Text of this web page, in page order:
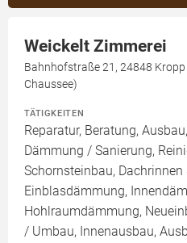
Weickelt Zimmerei
Bahnhofstraße 21, 24848
Chaussee)
TÄTIGKEITEN
Reparatur, Beratung,
Dämmung / Sanierung,
Schornsteinbau, Dachrinnen
Einblasdämmung,
Hohlraumdämmung,
/ Umbau, Innenausbau,